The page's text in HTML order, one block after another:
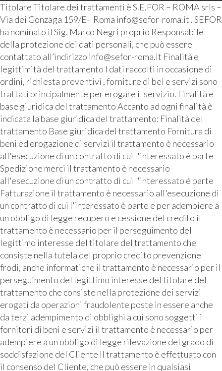
Titolare Titolare dei trattamenti è S.E.FOR – ROMA srls –
Via dei Gonzaga 159/E– Roma info@sefor-roma.it . SEFOR
ha nominato il Sig. Marco Negri proprio Responsabile
della protezione dei dati personali, che può essere
contattato all’indirizzo info@sefor-roma.it Finalità e
legittimità del trattamento I dati raccolti in occasione di
ordini, richiesta preventivi , forniture di bei e servizi sono
trattati principalmente per erogare il servizio. Finalità e
base giuridica del trattamento Accanto ad ogni finalità è
indicata la base giuridica del trattamento: Finalità del
trattamento Base giuridica del trattamento Fornitura di
beni ed erogazione di servizi il trattamento è necessario
all'esecuzione di un contratto di cui l'interessato è parte
Spedizione merci il trattamento è necessario
all'esecuzione di un contratto di cui l'interessato è parte
Fatturazione il trattamento è necessario all'esecuzione di
un contratto di cui l'interessato è parte e per adempiere a
un obbligo di legge recupero e cessione del credito il
trattamento è necessario per il perseguimento del
legittimo interesse del titolare del trattamento che
consiste nella tutela del proprio credito prevenzione
frodi, anche informatiche il trattamento è necessario per il
perseguimento del legittimo interesse del titolare del
trattamento che consiste nella protezione dei servizi
erogati da operazioni fraudolente poste in essere anche
da terzi adempimento di obblighi a cui sono soggetti i
fornitori di beni e servizi il trattamento è necessario per
adempiere a un obbligo di legge rilevazione del grado di
soddisfazione del Cliente Il trattamento è effettuato con
il consenso del Cliente, che può essere in qualsiasi